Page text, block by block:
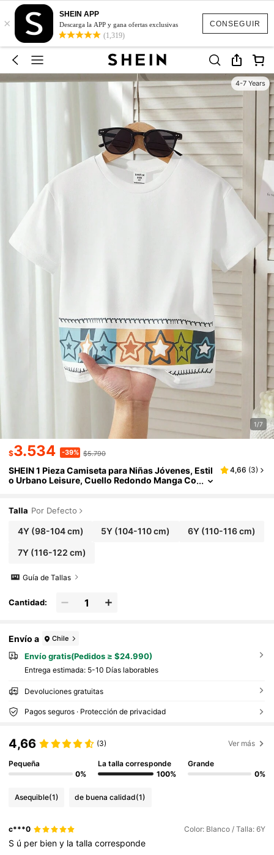
CONSEGUIR
×
SHEIN APP
Descarga la APP y gana ofertas exclusivas
(1,319)
4-7 Years
1/7
$3.534 -39% $5.790
SHEIN 1 Pieza Camiseta para Niñas Jóvenes, Estil
o Urbano Leisure, Cuello Redondo Manga Co
ara Niñas es Adecuada para Diversas Ocasiones
s, Ocio en Casa, Escuela y Reuniones.
4,66 (3)
Talla Por Defecto
4Y(98-104 cm) 5Y (104-110 cm) 6Y(110-116 cm)
7Y(116-122 cm)
Guía de Tallas
Cantidad:
Envío a Chile
Envío gratis(Pedidos ≥ $24.990)
Entrega estimada: 5-10 Días laborables
Devoluciones gratuitas
Pagos seguros · Protección de privacidad
4,66 (3) Ver más
Pequeña
0%
La talla corresponde
100%
Grande
0%
Asequible(1) de buena calidad(1)
c***0 Color: Blanco / Talla: 6Y
S ú per bieny latallacorresponde